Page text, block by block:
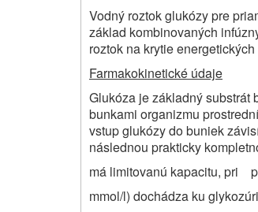
Vodný roztok glukózy pre
základ kombinovaných
roztok na krytie
Farmakokinetické údaje
Glukóza je základný substrát
bunkami organizmu
vstup glukózy do buniek
následnou prakticky
má limitovanú kapacitu, pri
mmol/l) dochádza ku